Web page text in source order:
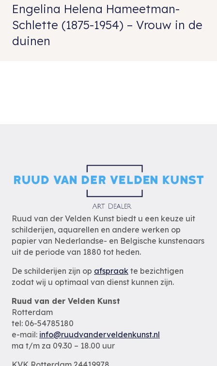
Engelina Helena Hameetman-
Schlette (1875-1954) – Vrouw in de
duinen
Ruud van der Velden Kunst biedt u een keuze uit
schilderijen, aquarellen en andere werken op
papier van Nederlandse- en Belgische kunstenaars
uit de periode van 1880 tot heden.
De schilderijen zijn op afspraak te bezichtigen
zodat wij u optimaal van dienst kunnen zijn.
Ruud van der Velden Kunst
Rotterdam
tel: 06-54785180
e-mail: info@ruudvanderveldenkunst.nl
ma t/m za 09.30 – 18.00 uur